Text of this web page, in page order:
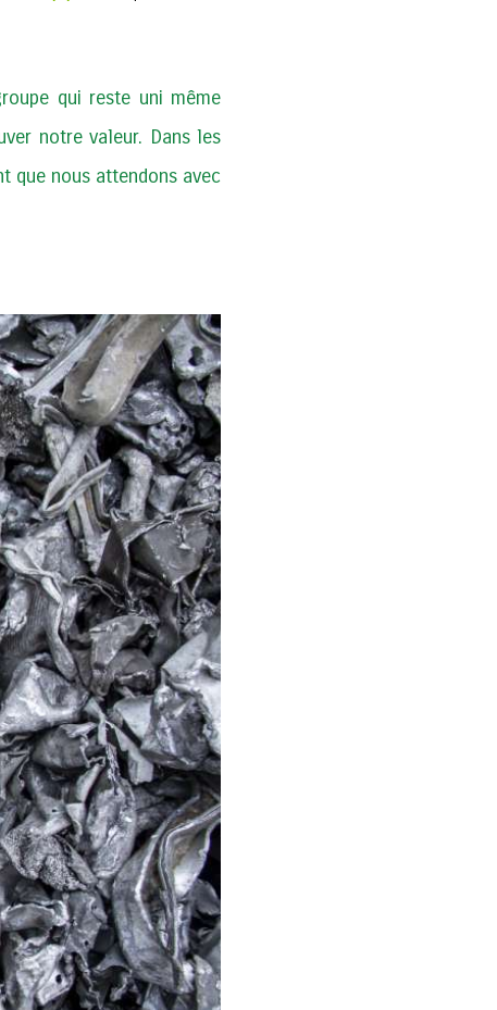
qui reste uni même
notre valeur. Dans les
que nous attendons avec